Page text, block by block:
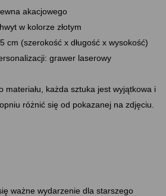
akacjowego
w kolorze złotym
cm (szerokość x długość x wysokość)
grawer laserowy
materiału, każda sztuka jest wyjątkowa i
różnić się od pokazanej na zdjęciu.
ważne wydarzenie dla starszego